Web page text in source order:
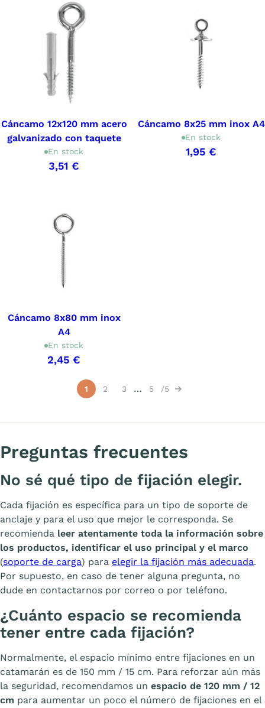
Cáncamo 12x120 mm acero
galvanizado con taquete
En stock
3,51 €
Cáncamo 8x25 mm inox A4
En stock
1,95 €
Cáncamo 8x80 mm inox
A4
En stock
2,45 €
Mostrando 1-15 de 66 artículo(s)
1 2 3 … 5 5
Siguiente
Preguntas frecuentes
No sé qué tipo de fijación elegir.
Cada fijación es específica para un tipo de soporte de
anclaje y para el uso que mejor le corresponda. Se
recomienda leer atentamente toda la información sobre
los productos, identificar el uso principal y el marco
(soporte de carga) para elegir la fijación más adecuada.
Por supuesto, en caso de tener alguna pregunta, no
dude en contactarnos por correo o por teléfono.
¿Cuánto espacio se recomienda
tener entre cada fijación?
Normalmente, el espacio mínimo entre fijaciones en un
catamarán es de 150 mm / 15 cm. Para reforzar aún más
la seguridad, recomendamos un espacio de 120 mm / 12
cm para aumentar un poco el número de fijaciones en el